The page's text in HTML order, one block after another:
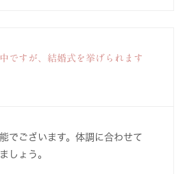
ですが、結婚式を挙げられます
でございます。体調に合わせて
しょう。